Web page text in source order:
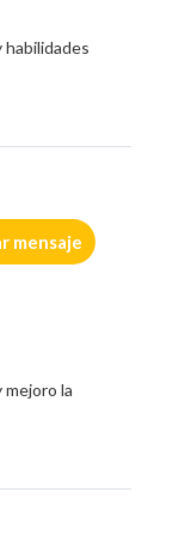
habilidades
mensaje
la